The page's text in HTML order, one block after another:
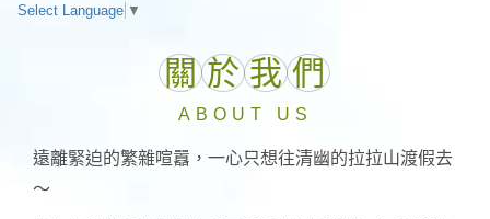
Select Language ▼
關 於 我 們
ABOUT US
遠離緊迫的繁雜喧囂，一心只想往清幽的拉拉山渡假去
～